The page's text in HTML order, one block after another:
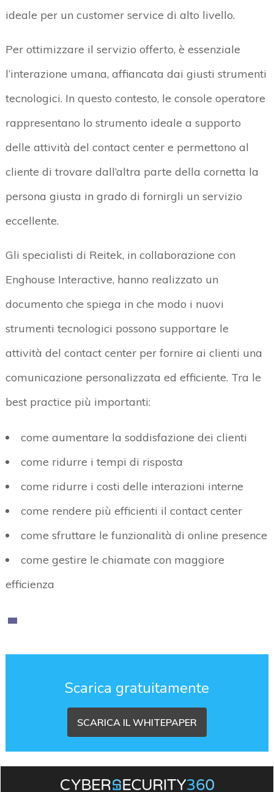
ideale per un customer service di alto livello.
Per ottimizzare il servizio offerto, è essenziale
l’interazione umana, affiancata dai giusti strumenti
tecnologici. In questo contesto, le console operatore
rappresentano lo strumento ideale a supporto
delle attività del contact center e permettono al
cliente di trovare dall’altra parte della cornetta la
persona giusta in grado di fornirgli un servizio
eccellente.
Gli specialisti di Reitek, in collaborazione con
Enghouse Interactive, hanno realizzato un
documento che spiega in che modo i nuovi
strumenti tecnologici possono supportare le
attività del contact center per fornire ai clienti una
comunicazione personalizzata ed efficiente. Tra le
best practice più importanti:
come aumentare la soddisfazione dei clienti
come ridurre i tempi di risposta
come ridurre i costi delle interazioni interne
come rendere più efficienti il contact center
come sfruttare le funzionalità di online presence
come gestire le chiamate con maggiore
efficienza
Scarica gratuitamente
SCARICA IL WHITEPAPER